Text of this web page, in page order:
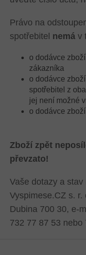
Právo na
spotřebitel nemá v
o dodávce
zákazníka
o dodávce
spotřebitel z
jej není možné
o dodávce
Zboží zpět
převzato!
Vaše dotazy a
Vyspimese.CZ s.
Dubina 700 30, e-
732 77 87 53 nebo